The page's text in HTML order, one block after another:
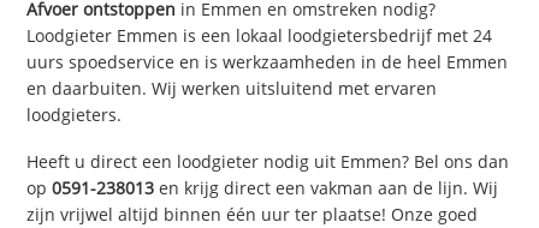
Afvoer ontstoppen in Emmen en omstreken nodig?
Loodgieter Emmen is een lokaal loodgietersbedrijf met 24
uurs spoedservice en is werkzaamheden in de heel Emmen
en daarbuiten. Wij werken uitsluitend met ervaren
loodgieters.
Heeft u direct een loodgieter nodig uit Emmen? Bel ons dan
op0591-238013 en krijg direct een vakman aan de lijn. Wij
zijn vrijwel altijd binnen één uur ter plaatse! Onze goed